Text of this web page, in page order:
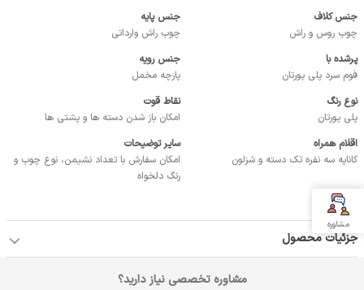
جنس کلاف
چوب روس و راش
جنس پایه
چوب راش وارداتی
پرشده با
فوم سرد پلی یورتان
جنس رویه
پارچه مخمل
نوع رنگ
پلی یورتان
نقاط قوت
امکان باز شدن دسته ها و پشتی ها
اقلام همراه
کاناپه سه نفره تک دسته و شزلون
سایر توضیحات
امکان سفارش با تعداد نشیمن، نوع چوب و
رنگ دلخواه
جزئیات محصول
مشاوره تخصصی نیاز دارید؟
مشاوره